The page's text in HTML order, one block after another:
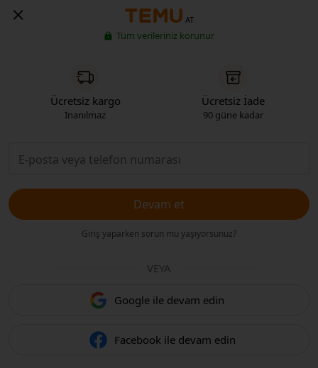
AT
Tüm verileriniz korunur
Ücretsiz kargo
İnanılmaz
Ücretsiz İade
90 güne kadar
Devam et
Giriş yaparken sorun mu yaşıyorsunuz?
VEYA
Google ile devam edin
Facebook ile devam edin